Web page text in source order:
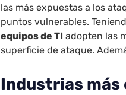
las más expuestas a los
puntos vulnerables.
equipos de TI adopten las
superficie de ataque.
Industrias más